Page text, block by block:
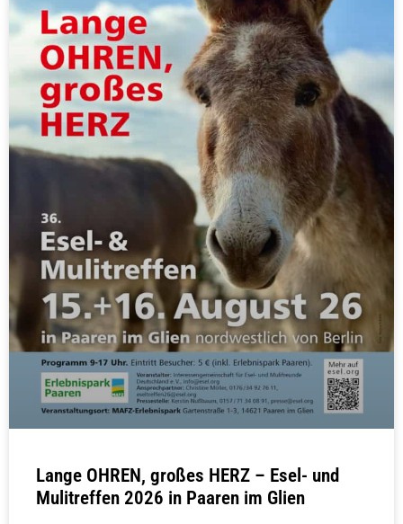
Lange OHREN, großes HERZ – Esel- und
Mulitreffen 2026 in Paaren im Glien